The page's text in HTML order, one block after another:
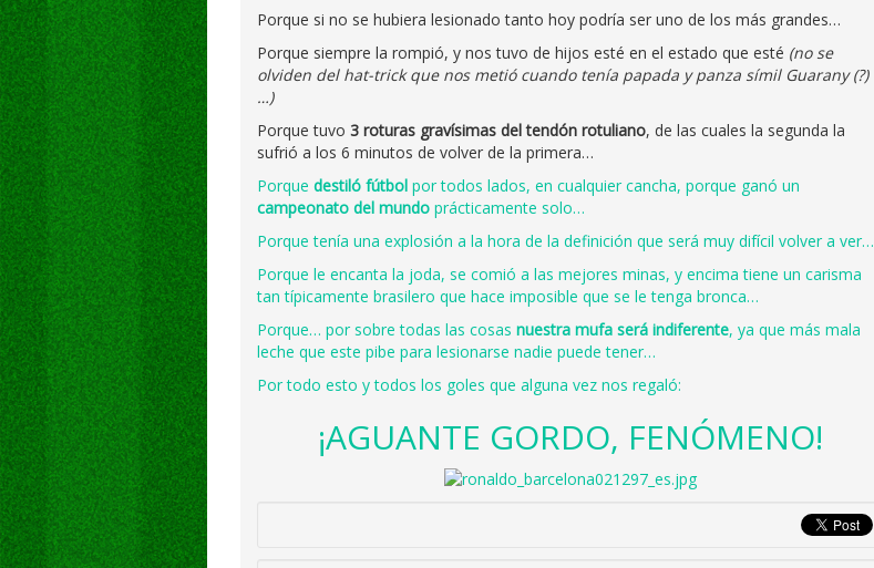
Porque si no se hubiera lesionado tanto hoy podría ser uno de los más grandes…
Porque siempre la rompió, y nos tuvo de hijos esté en el estado que esté (no se
olviden del hat-trick que nos metió cuando tenía papada y panza símil Guarany (?)
…)
Porque tuvo 3 roturas gravísimas del tendón rotuliano, de las cuales la segunda la
sufrió a los 6 minutos de volver de la primera…
Porque destiló fútbol por todos lados, en cualquier cancha, porque ganó un
campeonato del mundo prácticamente solo…
Porque tenía una explosión a la hora de la definición que será muy difícil volver a ver…
Porque le encanta la joda, se comió a las mejores minas, y encima tiene un carisma
tan típicamente brasilero que hace imposible que se le tenga bronca…
Porque… por sobre todas las cosas nuestra mufa será indiferente, ya que más mala
leche que este pibe para lesionarse nadie puede tener…
Por todo esto y todos los goles que alguna vez nos regaló:
¡AGUANTE GORDO, FENÓMENO!